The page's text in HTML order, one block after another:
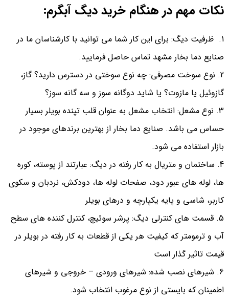
نکات مهم در هنگام خرید دیگ آبگرم:
ظرفیت دیگ: برای این کار شما می توانید با کارشناسان ما در
صنایع دما بخار مشهد تماس حاصل فرمایید.
نوع سوخت مصرفی: چه نوع سوختی در دسترس دارید؟ گاز،
گازوئیل یا مازوت؟ یا شاید دوگانه سوز و سه گانه سوز؟
نوع مشعل: انتخاب مشعل به عنوان قلب تپنده بویلر بسیار
حساس می باشد. صنایع دما بخار از بهترین برندهای موجود در
بازار استفاده می شود.
ساختمان و متریال به کار رفته در دیگ: عبارتند از پوسته، کوره
ها، لوله های عبور دود، صفحات لوله ها، دودکش، نردبان و سکوی
کاربر، شاسی و پایه یکپارچه و درهای بویلر
قسمت های کنترلی دیگ: پرشر سوئیچ، کنترل کننده های سطح
آب و ترمومتر که کیفیت هر یکی از قطعات به کار رفته در بویلر در
قیمت تاثیر گذار است
شیرهای نصب شده: شیرهای ورودی – خروجی و شیرهای
اطمینان که بایستی از نوع مرغوب انتخاب شود.